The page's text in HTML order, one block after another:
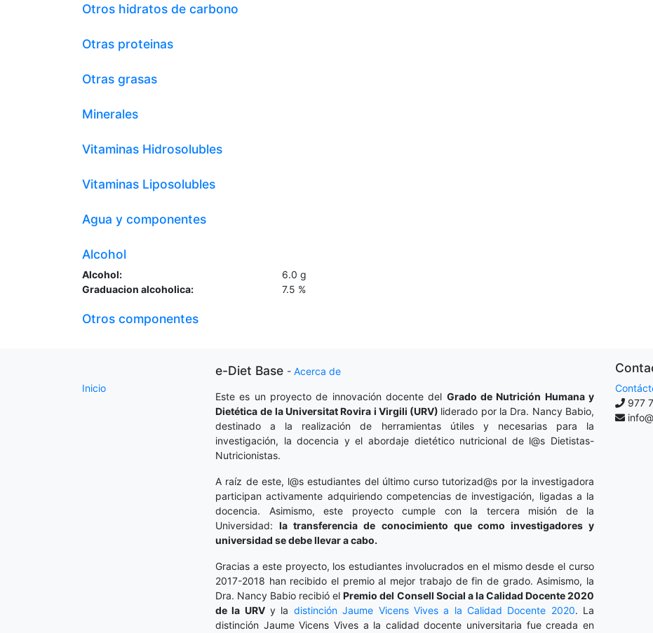
Otros hidratos de carbono
Otras proteinas
Otras grasas
Minerales
Vitaminas Hidrosolubles
Vitaminas Liposolubles
Agua y componentes
Alcohol
Alcohol: 6.0 g
Graduacion alcoholica:
7.5 %
Otros componentes
Inicio
e-Diet Base - Acerca de
Este es un proyecto de innovación docente del Grado de Nutrición Humana y
Dietética de la Universitat Rovira i Virgili (URV) liderado por la Dra. Nancy Babio,
destinado a la realización de herramientas útiles y necesarias para la
investigación, la docencia y el abordaje dietético nutricional de l@s Dietistas-
Nutricionistas.
A raíz de este, l@s estudiantes del último curso tutorizad@s por la investigadora
participan activamente adquiriendo competencias de investigación, ligadas a la
docencia. Asimismo, este proyecto cumple con la tercera misión de la
Universidad:la transferencia de conocimiento que como investigadores y
universidad se debe llevar a cabo.
Gracias a este proyecto, los estudiantes involucrados en el mismo desde el curso
2017-2018 han recibido el premio al mejor trabajo de fin de grado. Asimismo, la
Dra. Nancy Babio recibió elPremio del Consell Social a la Calidad Docente 2020
de la URVy la distinción Jaume Vicens Vives a la Calidad Docente 2020. La
distinción Jaume Vicens Vives a la calidad docente universitaria fue creada en
977